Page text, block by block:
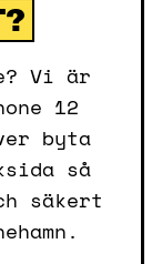
Vi är
12
byta
så
säkert